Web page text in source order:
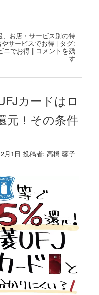
、 お店・サービス別の特
サービスでお得 | タグ:
ニでお得 | コメントを残
す
カードはロ
元！その条件
月1日 投稿者:高橋 蓉子